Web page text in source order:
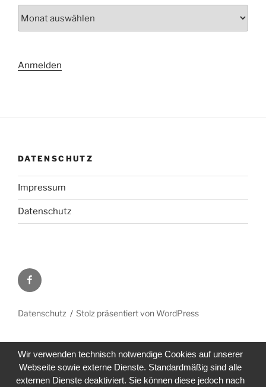
Anmelden
DATENSCHUTZ
Impressum
Datenschutz
Facebook
Datenschutz Stolz präsentiert von WordPress
Wir verwenden technisch notwendige Cookies auf unserer
Webseite sowie externe Dienste. Standardmäßig sind alle
externen Dienste deaktiviert. Sie können diese jedoch nach